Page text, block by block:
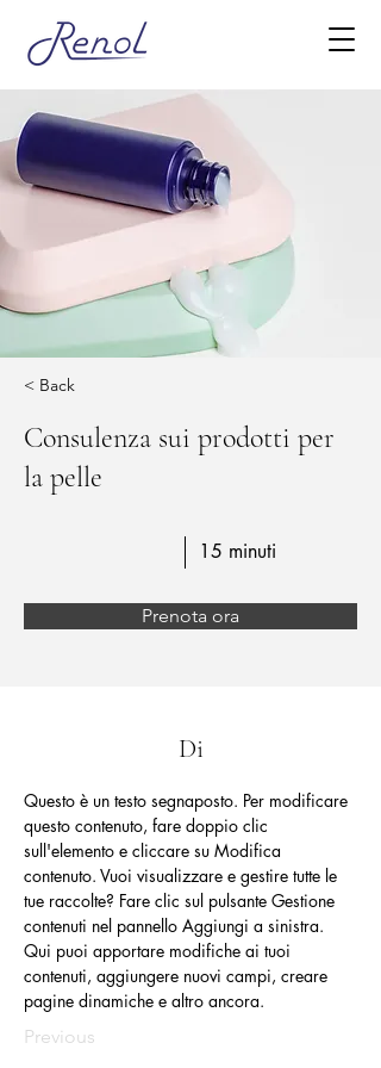
< Back
Consulenza sui prodotti per
la pelle
15 minuti
Prenota ora
Di
Questo è un testo segnaposto. Per modificare
questo contenuto, fare doppio clic
sull'elemento e cliccare su Modifica
contenuto. Vuoi visualizzare e gestire tutte le
tue raccolte? Fare clic sul pulsante Gestione
contenuti nel pannello Aggiungi a sinistra.
Qui puoi apportare modifiche ai tuoi
contenuti, aggiungere nuovi campi, creare
pagine dinamiche e altro ancora.
Previous